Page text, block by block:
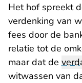
Het hof spreekt
verdenking van
fees door de
relatie tot de
maar dat de
witwassen van